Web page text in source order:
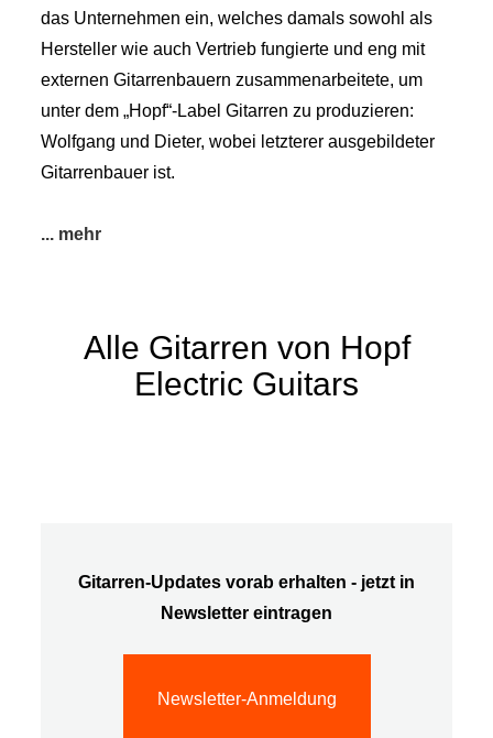
das Unternehmen ein, welches damals sowohl als
Hersteller wie auch Vertrieb fungierte und eng mit
externen Gitarrenbauern zusammenarbeitete, um
unter dem „Hopf“-Label Gitarren zu produzieren:
Wolfgang und Dieter, wobei letzterer ausgebildeter
Gitarrenbauer ist.
Alle Gitarren von Hopf
Electric Guitars
Gitarren-Updates vorab erhalten - jetzt in
Newsletter eintragen
Newsletter-Anmeldung